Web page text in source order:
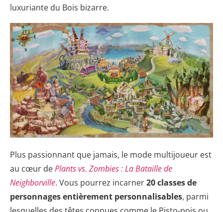
luxuriante du Bois bizarre.
Plus passionnant que jamais, le mode multijoueur est
au cœur dePlants vs. Zombies : La Bataille de
Neighborville. Vous pourrez incarner20 classes de
personnages entièrement personnalisables, parmi